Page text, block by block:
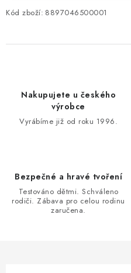
Kód zboží: 8897046500001
Nakupujete u českého
výrobce
Vyrábíme již od roku 1996.
Bezpečné a hravé tvoření
Testováno dětmi. Schváleno
rodiči. Zábava pro celou rodinu
zaručena.